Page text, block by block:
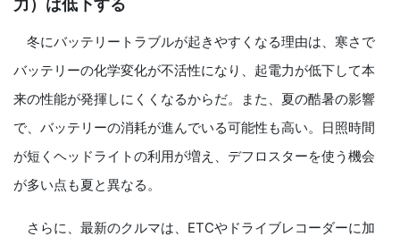
力）は低下する
冬にバッテリートラブルが起きやすくなる理由は、寒さで
バッテリーの化学変化が不活性になり、起電力が低下して本
来の性能が発揮しにくくなるからだ。また、夏の酷暑の影響
で、バッテリーの消耗が進んでいる可能性も高い。日照時間
が短くヘッドライトの利用が増え、デフロスターを使う機会
が多い点も夏と異なる。
さらに、最新のクルマは、ETCやドライブレコーダーに加